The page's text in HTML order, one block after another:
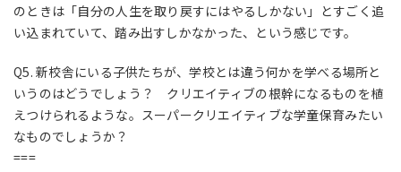
のときは「自分の人生を取り戻すにはやるしかない」とすごく追
い込まれていて、踏み出すしかなかった、という感じです。
Q5. 新校舎にいる子供たちが、学校とは違う何かを学べる場所と
いうのはどうでしょう？ クリエイティブの根幹になるものを植
えつけられるような。スーパークリエイティブな学童保育みたい
なものでしょうか？
===